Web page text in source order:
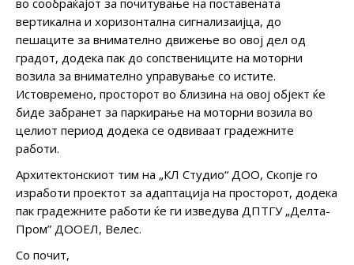
вертикална и хоризонтална сигнализаијца, до
пешаците за внимателно движење во овој дел од
градот, додека пак до сопствениците на моторни
возила за внимателно управување со истите.
Истовремено, просторот во близина на овој објект ќе
биде забранет за паркирање на моторни возила во
целиот период додека се одвиваат градежните
работи.
Архитектонскиот тим на „КЛ Студио“ ДОО, Скопје го
изработи проектот за адаптација на просторот, додека
пак градежните работи ќе ги изведува ДПТГУ „Делта-
Пром” ДООЕЛ, Велес.
Со почит,